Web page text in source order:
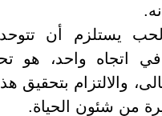
.
يستلزم أن تتوحد
اتجاه واحد، هو
والالتزام بتحقيق
من شئون الحياة.